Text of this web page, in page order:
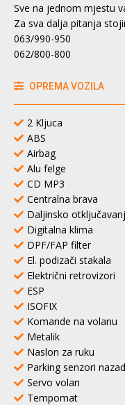
Sve na jednom mjestu
Za sva dalja pitanja
063/990-950
062/800-800
OPREMA VOZILA
2 Kljuca
ABS
Airbag
Alu felge
CD MP3
Centralna brava
Daljinsko
Digitalna klima
DPF/FAP filter
El. podizači stakala
Električni retrovizori
ESP
ISOFIX
Komande na volanu
Metalik
Naslon za ruku
Parking senzori nazad
Servo volan
Tempomat